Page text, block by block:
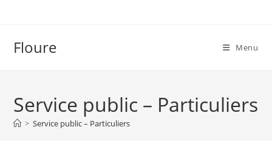
Floure Menu
Service public – Particuliers
> Service public – Particuliers